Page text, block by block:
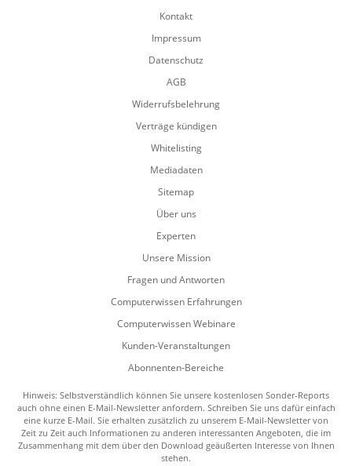
Kontakt
Impressum
Datenschutz
AGB
Widerrufsbelehrung
Verträge kündigen
Whitelisting
Mediadaten
Sitemap
Über uns
Experten
Unsere Mission
Fragen und Antworten
Computerwissen Erfahrungen
Computerwissen Webinare
Kunden-Veranstaltungen
Abonnenten-Bereiche
Hinweis: Selbstverständlich können Sie unsere kostenlosen Sonder-Reports
auch ohne einen E-Mail-Newsletter anfordern. Schreiben Sie uns dafür einfach
eine kurze E-Mail. Sie erhalten zusätzlich zu unserem E-Mail-Newsletter von
Zeit zu Zeit auch Informationen zu anderen interessanten Angeboten, die im
Zusammenhang mit dem über den Download geäußerten Interesse von Ihnen
stehen.